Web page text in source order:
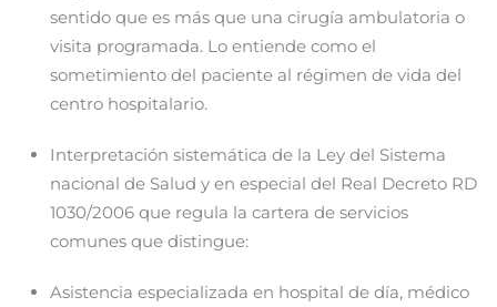
sentido que es más que una cirugía ambulatoria o
visita programada. Lo entiende como el
sometimiento del paciente al régimen de vida del
centro hospitalario.
Interpretación sistemática de la Ley del Sistema
nacional de Salud y en especial del Real Decreto RD
1030/2006 que regula la cartera de servicios
comunes que distingue:
Asistencia especializada en hospital de día, médico